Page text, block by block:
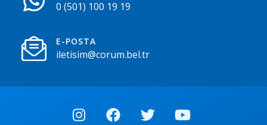
0 (501) 100 19 19
E-POSTA
iletisim@corum.bel.tr